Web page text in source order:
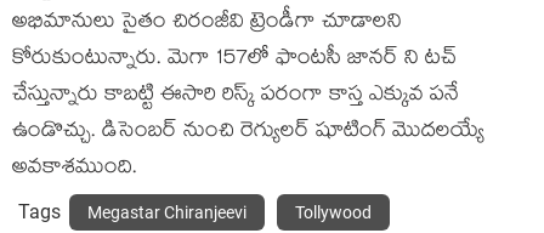
అభిమానులు సైతం చిరంజీవి ట్రెండీగా చూడాలని
కోరుకుంటున్నారు. మెగా 157లో ఫాంటసీ జానర్ ని టచ్
చేస్తున్నారు కాబట్టి ఈసారి రిస్క్ పరంగా కాస్త ఎక్కువ పనే
ఉండొచ్చు. డిసెంబర్ నుంచి రెగ్యులర్ షూటింగ్ మొదలయ్యే
అవకాశముంది.
Tags Megastar Chiranjeevi Tollywood